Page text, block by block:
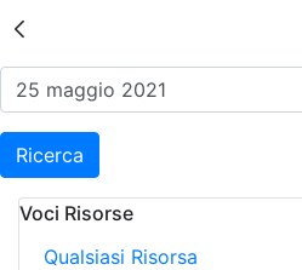
Risultati della
Ricerca
Voci Risorse
Qualsiasi Risorsa